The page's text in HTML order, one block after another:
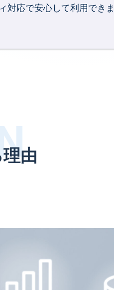
対応で安心して利用できま
由